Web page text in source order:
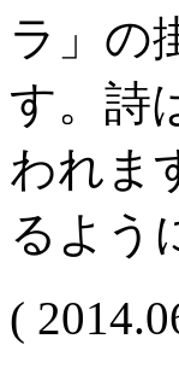
ラ」の
す。詩
われま
るよう
(